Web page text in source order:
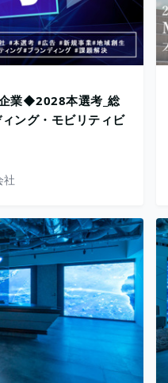
業◆2028本選考_総
ング・モビリティビ
社